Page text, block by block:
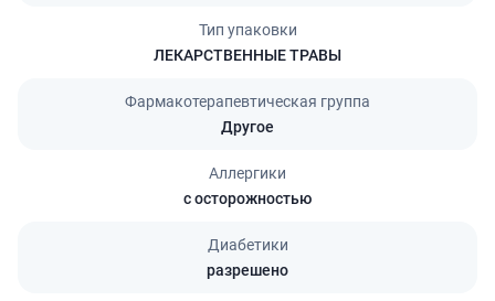
Тип упаковки
ЛЕКАРСТВЕННЫЕ ТРАВЫ
Фармакотерапевтическая группа
Другое
Аллергики
с осторожностью
Диабетики
разрешено